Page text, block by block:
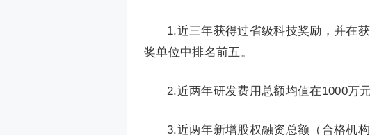
1.近三年获得过省级科技奖励，并在
奖单位中排名前五。
2.近两年研发费用总额均值在1000万元
3.近两年新增股权融资总额（合格机